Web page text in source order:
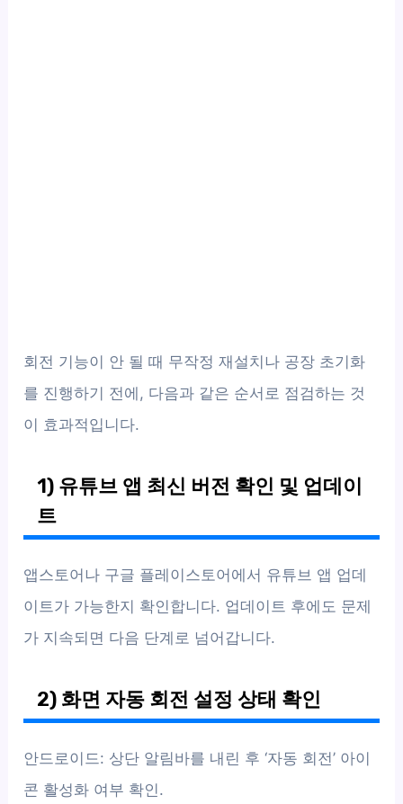
회전 기능이 안 될 때 무작정 재설치나 공장 초기화
를 진행하기 전에, 다음과 같은 순서로 점검하는 것
이 효과적입니다.
1) 유튜브 앱 최신 버전 확인 및 업데이
트
앱스토어나 구글 플레이스토어에서 유튜브 앱 업데
이트가 가능한지 확인합니다. 업데이트 후에도 문제
가 지속되면 다음 단계로 넘어갑니다.
2) 화면 자동 회전 설정 상태 확인
안드로이드: 상단 알림바를 내린 후 ‘자동 회전’ 아이
콘 활성화 여부 확인.